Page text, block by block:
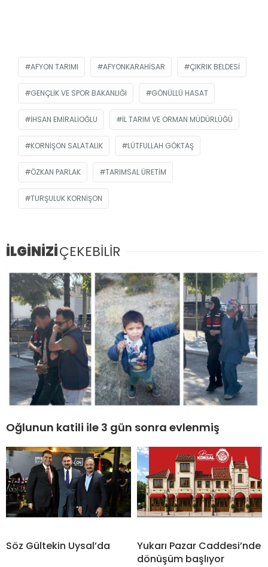
AFYON TARIMI AFYONKARAHISAR ÇIKRIK BELDESI
GENÇLIK VE SPOR BAKANLIĞI GÖNÜLLÜ HASAT
İHSAN EMIRALIOĞLU IL TARIM VE ORMAN MÜDÜRLÜĞÜ
KORNIŞON SALATALIK LÜTFULLAH GÖKTAŞ
ÖZKAN PARLAK TARIMSAL ÜRETIM
TURŞULUK KORNIŞON
İLGİNİZİÇEKEBİLİR
Oğlunun katili ile 3 gün sonra evlenmiş
Söz Gültekin Uysal’da
Yukarı Pazar Caddesi’nde
dönüşüm başlıyor